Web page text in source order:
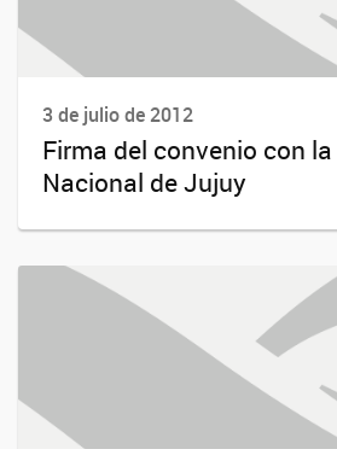
3 de julio de 2012
Firma del convenio con
Nacional de Jujuy